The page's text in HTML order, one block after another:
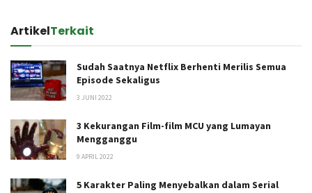
ArtikelTerkait
Sudah Saatnya Netflix Berhenti Merilis Semua
Episode Sekaligus
3 JUNI 2022
3 Kekurangan Film-film MCU yang Lumayan
Mengganggu
9 APRIL 2022
5 Karakter Paling Menyebalkan dalam Serial